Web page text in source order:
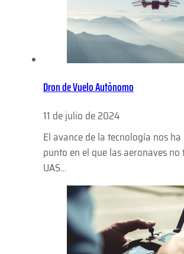
Dron de Vuelo Autónomo
11 de julio de 2024
El avance de la tecnología nos
punto en el que las aeronaves
UAS…